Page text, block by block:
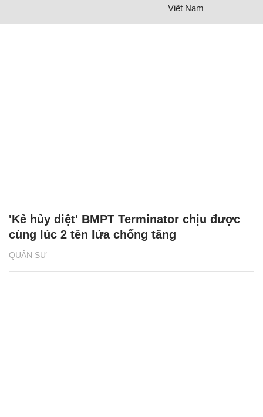
Việt Nam
QUÂN SỰ
'Kẻ hủy diệt' BMPT Terminator chịu được
cùng lúc 2 tên lửa chống tăng